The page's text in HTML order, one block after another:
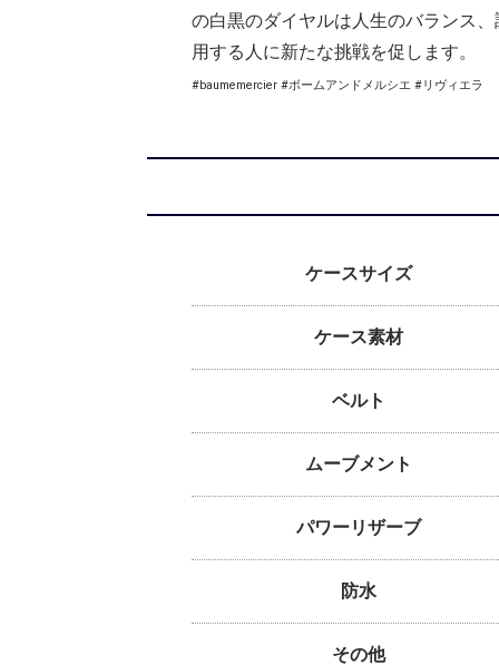
の白黒のダイヤルは人生のバランス
用する人に新たな挑戦を促します。
#baumemercier #ボームアンドメルシエ #リヴィエラ
ケースサイズ
ケース素材
ベルト
ムーブメント
パワーリザーブ
防水
その他